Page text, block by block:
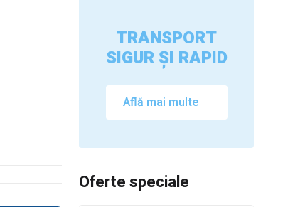
TRANSPORT
SIGUR ȘI RAPID
Află mai multe
Oferte speciale